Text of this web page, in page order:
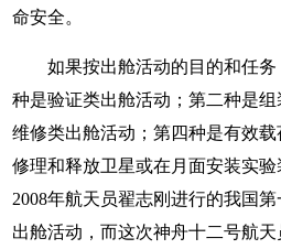
命安全。
如果按出舱活动的目的和任
种是验证类出舱活动；第二种是
维修类出舱活动；第四种是有效载
修理和释放卫星或在月面安装实验
2008年航天员翟志刚进行的我国
出舱活动，而这次神舟十二号航